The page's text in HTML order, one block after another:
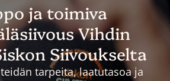
ja toimiva
Vihdin
Siivoukselta
tarpeita, laatutasoa ja